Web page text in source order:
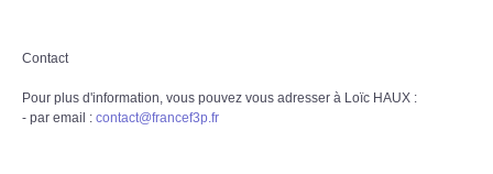
Contact
Pour plus d'information, vous pouvez vous adresser à Loïc HAUX :
- par email : contact@francef3p.fr